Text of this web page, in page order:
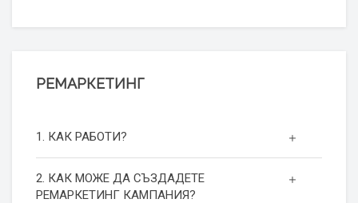
РЕМАРКЕТИНГ
1. КАК РАБОТИ?
2. КАК МОЖЕ ДА СЪЗДАДЕТЕ
РЕМАРКЕТИНГ КАМПАНИЯ?